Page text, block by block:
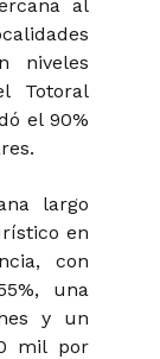
al
niveles
Totoral
el 90%
largo
en
con
una
y un
mil por